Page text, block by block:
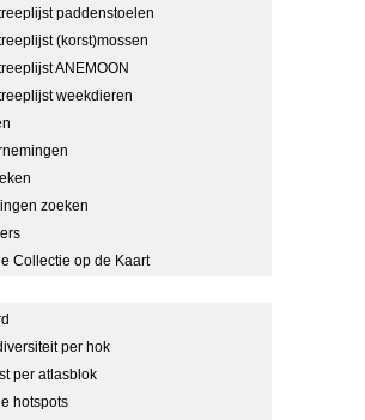
paddenstoelen
(korst)mossen
ANEMOON
weekdieren
zoeken
Collectie op de Kaart
per hok
per atlasblok
hotspots